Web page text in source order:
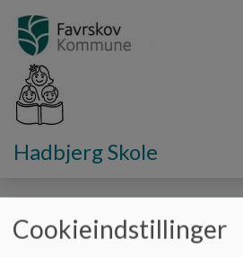
i
Hadbjerg Skole
Fakta om skolen
Kontakt skolens kontor
Cookieindstillinger